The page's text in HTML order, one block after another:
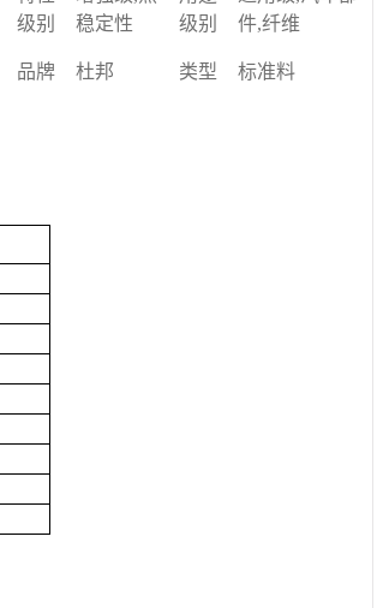
级别
稳定性
级别
件,纤维
品牌 杜邦 类型 标准料